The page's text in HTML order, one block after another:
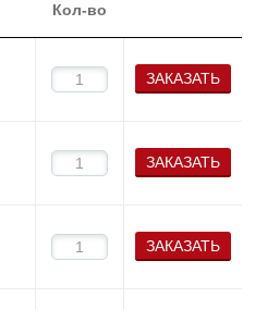
Кол-во
ЗАКАЗАТЬ
ЗАКАЗАТЬ
ЗАКАЗАТЬ